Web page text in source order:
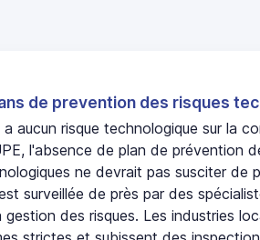
de prevention des risques
a aucun risque technologique sur la
l'absence de plan de prévention
ne devrait pas susciter de
surveillée de près par des
gestion des risques. Les industries